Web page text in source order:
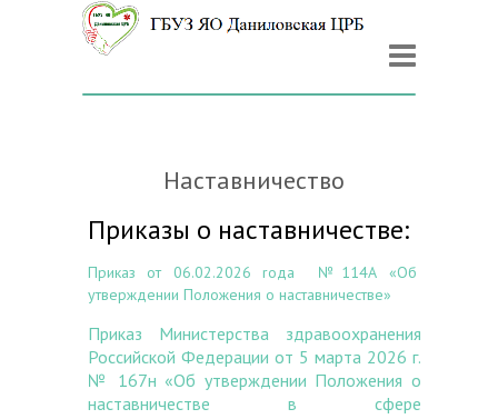
Наставничество
Приказы о наставничестве:
Приказ от 06.02.2026 rода №114А «Об
утверждении Положения о наставничестве»
Приказ Министерства здравоохранения
Российской Федерации от 5 марта 2026 г.
№ 167н «Об утверждении Положения о
наставничестве в сфере